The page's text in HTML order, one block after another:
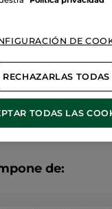
o te devolvemos el
o ventajas Yves
en comparación con los
(P.T.R.)
de:
DE
RECHAZARLAS TODAS
TODAS LAS